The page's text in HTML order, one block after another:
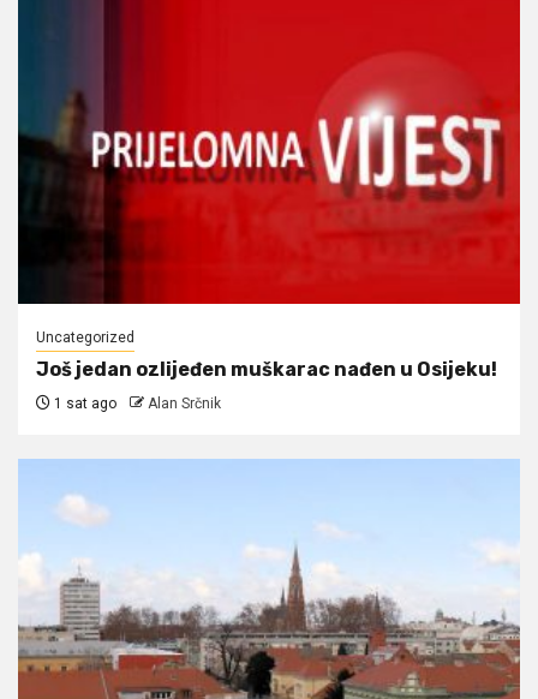
Uncategorized
Još jedan ozlijeđen muškarac nađen u Osijeku!
1 sat ago Alan Srčnik